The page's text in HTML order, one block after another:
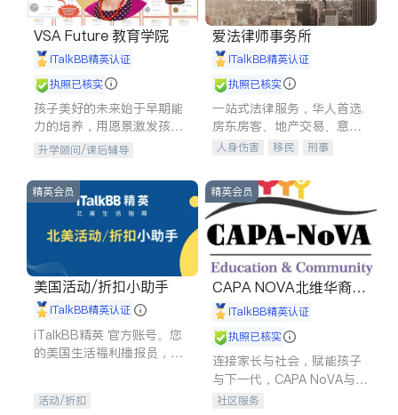
VSA Future 教育学院
iTalkBB精英认证
执照已核实
孩子美好的未来始于早期能
力的培养，用愿景激发孩子
的学习潜力和动力。理念：
拥有成长型心态是成功的基
石。
升学顾问/课后辅导
爱法律师事务所
iTalkBB精英认证
执照已核实
一站式法律服务，华人首选.
房东房客、地产交易、意外
伤害、车祸重伤、商业诉
建筑合同、刑事案件全包办
人身伤害 移民
刑事
信托/遗嘱
商业
索赔
律师-其它 保释
精英会员
美国活动/折扣小助手
iTalkBB精英认证
iTalkBB精英 官方账号。您
的美国生活福利播报员，精
专属福利。
活动/折扣
精英会员
CAPA NOVA北维华裔家
长会iTalkBB精英认证
执照已核实
连接家长与社会，赋能孩子
与下一代，CAPA NoVA与您
携手建设包容、公平、充满
社区服务